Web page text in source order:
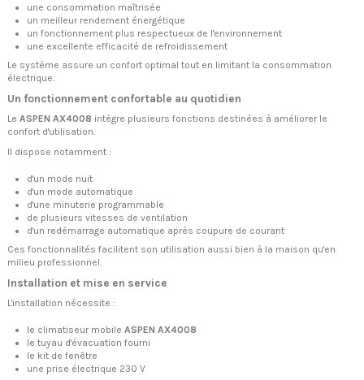
une consommation maîtrisée
un meilleur rendement énergétique
un fonctionnement plus respectueux de l'environnement
une excellente efficacité de refroidissement
Le système assure un confort optimal tout en limitant la consommation
électrique.
Un fonctionnement confortable au quotidien
Le ASPEN AX4008 intègre plusieurs fonctions destinées à améliorer le
confort d'utilisation.
Il dispose notamment :
d'un mode nuit
d'un mode automatique
d'une minuterie programmable
de plusieurs vitesses de ventilation
d'un redémarrage automatique après coupure de courant
Ces fonctionnalités facilitent son utilisation aussi bien à la maison qu'en
milieu professionnel.
Installation et mise en service
L'installation nécessite :
le climatiseur mobile ASPEN AX4008
le tuyau d'évacuation fourni
le kit de fenêtre
une prise électrique 230 V